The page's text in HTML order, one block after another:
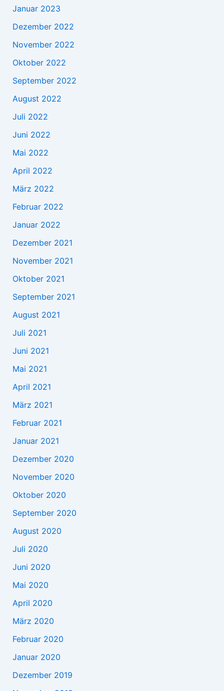
Januar 2023
Dezember 2022
November 2022
Oktober 2022
September 2022
August 2022
Juli 2022
Juni 2022
Mai 2022
April 2022
März 2022
Februar 2022
Januar 2022
Dezember 2021
November 2021
Oktober 2021
September 2021
August 2021
Juli 2021
Juni 2021
Mai 2021
April 2021
März 2021
Februar 2021
Januar 2021
Dezember 2020
November 2020
Oktober 2020
September 2020
August 2020
Juli 2020
Juni 2020
Mai 2020
April 2020
März 2020
Februar 2020
Januar 2020
Dezember 2019